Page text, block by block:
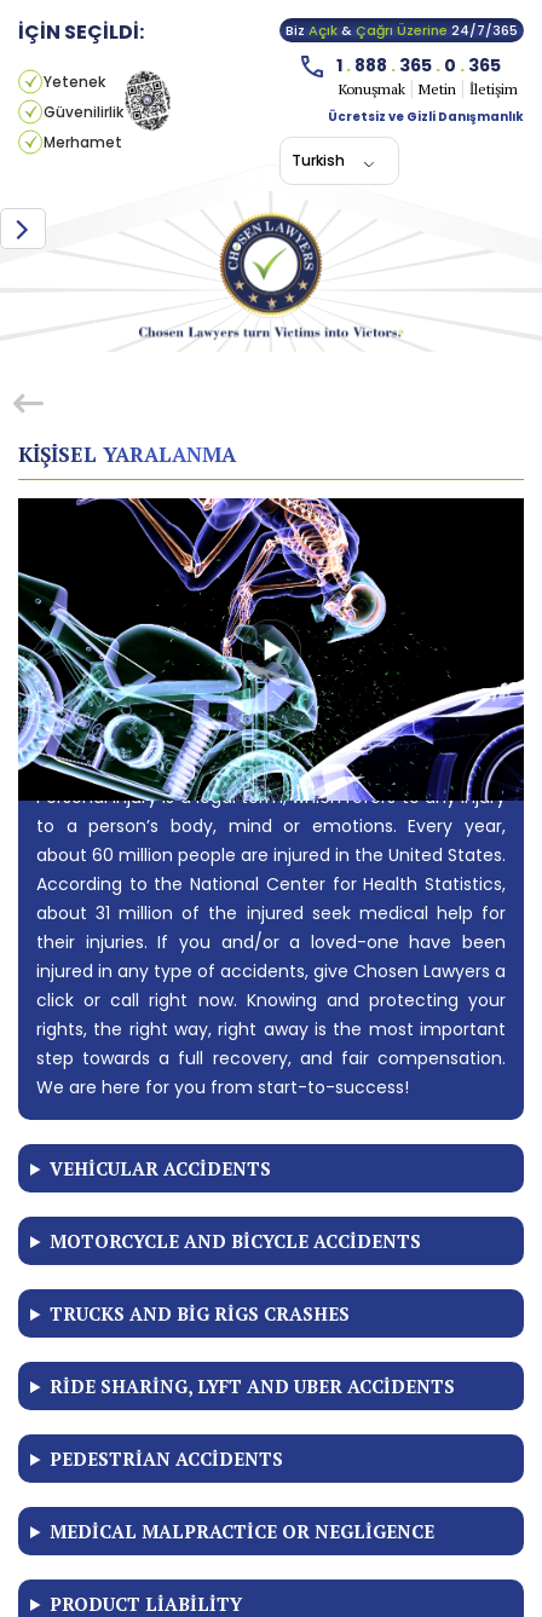
İÇİN SEÇİLDİ:
Yetenek
Güvenilirlik
Merhamet
BizAçık&Çağrı Üzerine24/7/365
1 . 888 . 365 . 0 . 365
Konuşmak Metin
İletişim
Ücretsiz ve Gizli Danışmanlık
Turkish
KIŞISEL YARALANMA
Personal Injury is a legal term, which refers to any injury
to a person’s body, mind or emotions. Every year,
about 60 million people are injured in the United States.
According to the National Center for Health Statistics,
about 31 million of the injured seek medical help for
their injuries. If you and/or a loved-one have been
injured in any type of accidents, give Chosen Lawyers a
click or call right now. Knowing and protecting your
rights, the right way, right away is the most important
step towards a full recovery, and fair compensation.
We are here for you from start-to-success!
VEHICULAR ACCIDENTS
MOTORCYCLE AND BICYCLE ACCIDENTS
TRUCKS AND BIG RIGS CRASHES
RIDE SHARING, LYFT AND UBER ACCIDENTS
PEDESTRIAN ACCIDENTS
MEDICAL MALPRACTICE OR NEGLIGENCE
PRODUCT LIABILITY